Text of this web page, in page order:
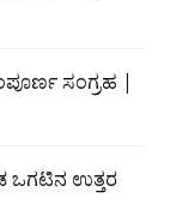
ಸಂಗ್ರಹ |
ಒಗಟಿನ ಉತ್ತರ